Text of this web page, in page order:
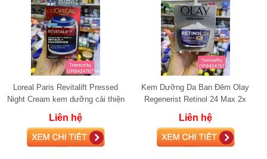
Loreal Paris Revitalift Pressed
Night Cream kem dưỡng cải thiện
Liên hệ
Kem Dưỡng Da Ban Đêm Olay
Regenerist Retinol 24 Max 2x
Liên hệ